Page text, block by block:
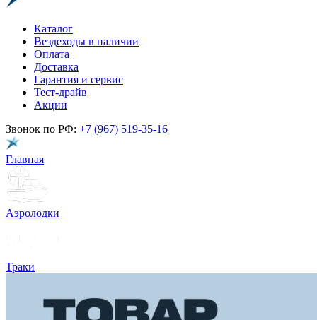
Каталог
Вездеходы в наличии
Оплата
Доставка
Гарантия и сервис
Тест-драйв
Акции
Звонок по РФ: +7 (967) 519-35-16
Главная
Аэролодки
Траки